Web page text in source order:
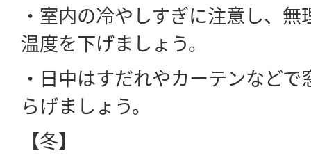
・室内の冷やしすぎに注意し、
温度を下げましょう。
・日中はすだれやカーテンなど
らげましょう。
【冬】